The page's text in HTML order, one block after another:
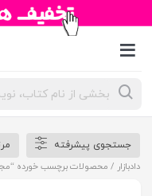
جستجوی
محصولات
جستجوی پیشرفته
دادبازار / محصولات برچسب خورده